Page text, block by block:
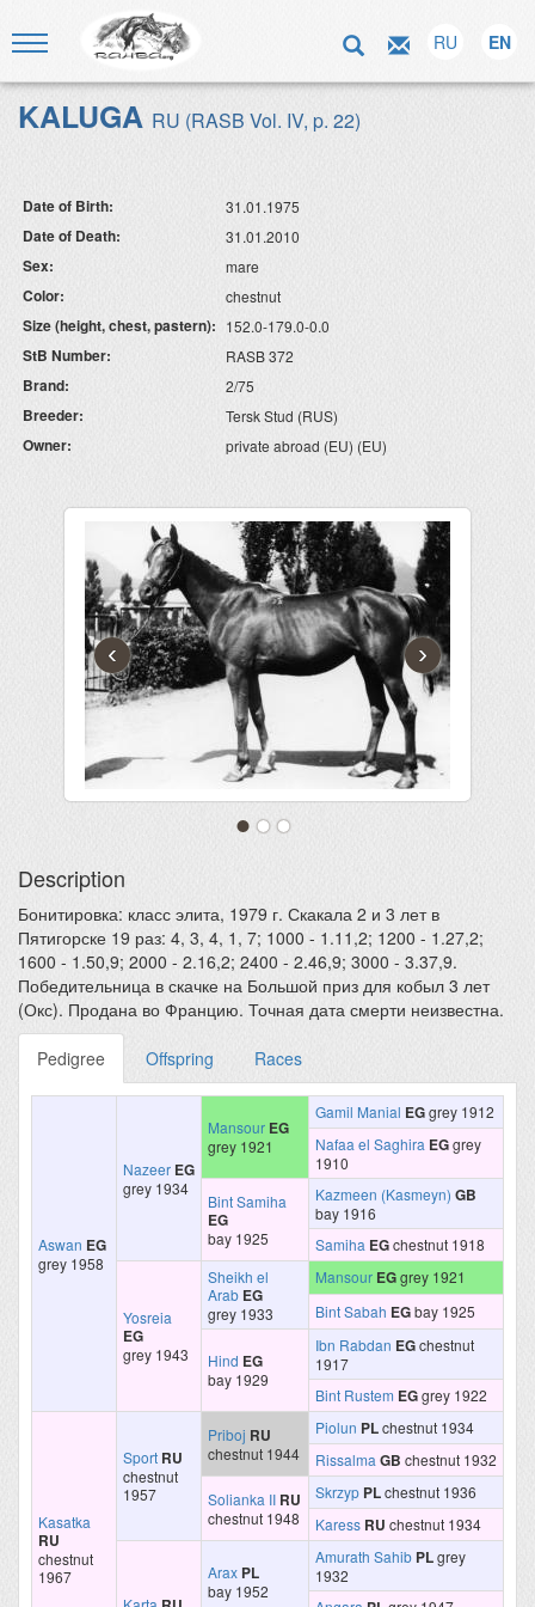
RU EN
KALUGA RU (RASB Vol. IV, p. 22)
Date of Birth: 31.01.1975
Date of Death: 31.01.2010
Sex: mare
Color: chestnut
Size (height, chest, pastern): 152.0-179.0-0.0
StB Number: RASB 372
Brand: 2/75
Breeder: Tersk Stud (RUS)
Owner: private abroad (EU) (EU)
‹ ›
Description
Бонитировка: класс элита, 1979 г. Скакала 2 и 3 лет в
Пятигорске 19 раз: 4, 3, 4, 1, 7; 1000 - 1.11,2; 1200 - 1.27,2;
1600 - 1.50,9; 2000 - 2.16,2; 2400 - 2.46,9; 3000 - 3.37,9.
Победительница в скачке на Большой приз для кобыл 3 лет
(Окс). Продана во Францию. Точная дата смерти неизвестна.
Pedigree Offspring Races
Aswan EG
grey 1958
Nazeer EG
grey 1934
Mansour EG
grey 1921
Gamil Manial EGgrey 1912
Nafaa el Saghira EGgrey
1910
Bint Samiha
EG
bay 1925
Kazmeen (Kasmeyn) GB
bay 1916
Samiha EGchestnut 1918
Yosreia
EG
grey 1943
Sheikh el
Arab EG
grey 1933
Mansour EGgrey 1921
Bint Sabah EGbay 1925
Hind EG
bay 1929
Ibn Rabdan EGchestnut
1917
Bint Rustem EGgrey 1922
Kasatka
RU
chestnut
1967
Sport RU
chestnut
1957
Priboj RU
chestnut 1944
Piolun PLchestnut 1934
Rissalma GB chestnut 1932
Solianka II RU
chestnut 1948
Skrzyp PLchestnut 1936
Karess RU chestnut 1934
Arax PL
bay 1952
Amurath Sahib PLgrey
1932